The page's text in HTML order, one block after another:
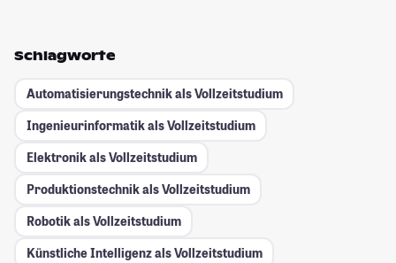
Schlagworte
Automatisierungstechnik als Vollzeitstudium
Ingenieurinformatik als Vollzeitstudium
Elektronik als Vollzeitstudium
Produktionstechnik als Vollzeitstudium
Robotik als Vollzeitstudium
Künstliche Intelligenz als Vollzeitstudium